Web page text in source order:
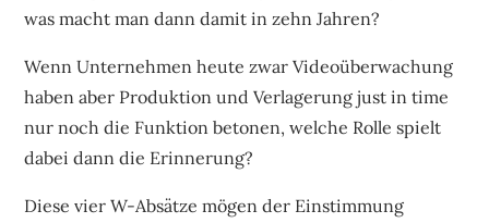
was macht man dann damit in zehn Jahren?
Wenn Unternehmen heute zwar Videoüberwachung
haben aber Produktion und Verlagerung just in time
nur noch die Funktion betonen, welche Rolle spielt
dabei dann die Erinnerung?
Diese vier W-Absätze mögen der Einstimmung